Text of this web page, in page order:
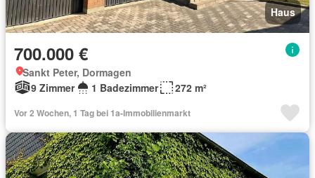
Haus
700.000 €
Sankt Peter, Dormagen
9 Zimmer
1 Badezimmer 272 m²
Vor 2 Wochen, 1 Tag bei 1a-Immobilienmarkt